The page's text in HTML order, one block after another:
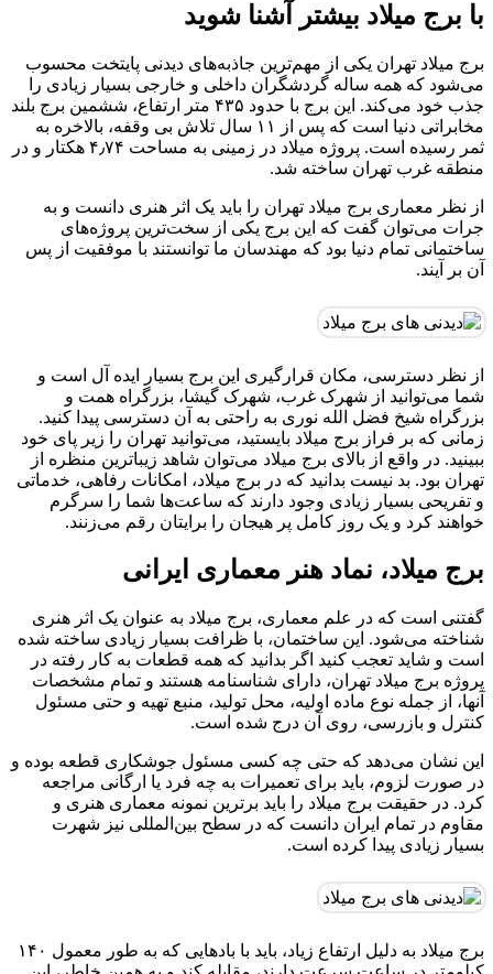
با برج میلاد بیشتر آشنا شوید
برج میلاد تهران یکی از مهم‌ترین جاذبه‌های دیدنی پایتخت محسوب
می‌شود که همه ساله گردشگران داخلی و خارجی بسیار زیادی را
جذب خود می‌کند. این برج با حدود ۴۳۵ متر ارتفاع، ششمین برج بلند
مخابراتی دنیا است که پس از ۱۱ سال تلاش بی وقفه، بالاخره به
ثمر رسیده است. پروژه میلاد در زمینی به مساحت ۴٫۷۴ هکتار و در
منطقه غرب تهران ساخته شد.
از نظر معماری برج میلاد تهران را باید یک اثر هنری دانست و به
جرات می‌توان گفت که این برج یکی از سخت‌ترین پروژه‌های
ساختمانی تمام دنیا بود که مهندسان ما توانستند با موفقیت از پس
آن بر آیند.
از نظر دسترسی، مکان قرارگیری این برج بسیار ایده آل است و
شما می‌توانید از شهرک غرب، شهرک گیشا، بزرگراه همت و
بزرگراه شیخ فضل الله نوری به راحتی به آن دسترسی پیدا کنید.
زمانی که بر فراز برج میلاد بایستید، می‌توانید تهران را زیر پای خود
ببینید. در واقع از بالای برج میلاد می‌توان شاهد زیباترین منظره از
تهران بود. بد نیست بدانید که در برج میلاد، امکانات رفاهی، خدماتی
و تفریحی بسیار زیادی وجود دارند که ساعت‌ها شما را سرگرم
خواهند کرد و یک روز کامل پر هیجان را برایتان رقم می‌زنند.
برج میلاد، نماد هنر معماری ایرانی
گفتنی است که در علم معماری، برج میلاد به عنوان یک اثر هنری
شناخته می‌شود. این ساختمان، با ظرافت بسیار زیادی ساخته شده
است و شاید تعجب کنید اگر بدانید که همه قطعات به کار رفته در
پروژه برج میلاد تهران، دارای شناسنامه هستند و تمام مشخصات
آنها، از جمله نوع ماده اولیه، محل تولید، منبع تهیه و حتی مسئول
کنترل و بازرسی، روی آن درج شده است.
این نشان می‌دهد که حتی چه کسی مسئول جوشکاری قطعه بوده و
در صورت لزوم، باید برای تعمیرات به چه فرد یا ارگانی مراجعه
کرد. در حقیقت برج میلاد را باید برترین نمونه معماری هنری و
مقاوم در تمام ایران دانست که در سطح بین‌المللی نیز شهرت
بسیار زیادی پیدا کرده است.
برج میلاد به دلیل ارتفاع زیاد، باید با بادهایی که به طور معمول ۱۴۰